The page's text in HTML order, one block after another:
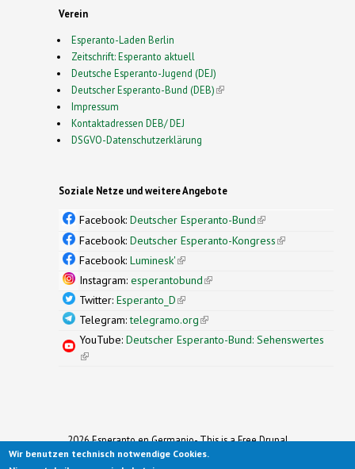
Verein
Esperanto-Laden Berlin
Zeitschrift: Esperanto aktuell
Deutsche Esperanto-Jugend (DEJ)
Deutscher Esperanto-Bund (DEB)(link is external)
Impressum
Kontaktadressen DEB/ DEJ
DSGVO-Datenschutzerklärung
Soziale Netze und weitere Angebote
Facebook: Deutscher Esperanto-Bund(link is
external)
Facebook: Deutscher Esperanto-Kongress(link is
Facebook: Luminesk'(link is external)
Instagram: esperantobund(link is external)
Twitter: Esperanto_D(link is external)
Telegram:telegramo.org(link is external)
YouTube: Deutscher Esperanto-Bund: Sehenswertes
(link is external)
2026 Esperanto en Germanio- This is a Free Drupal
Theme
Wir benutzen technisch notwendige Cookies.